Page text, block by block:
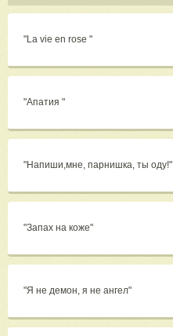
"La vie en rose "
"Апатия "
"Напиши,мне, парнишка, ты оду!"
"Запах на коже"
"Я не демон, я не ангел"